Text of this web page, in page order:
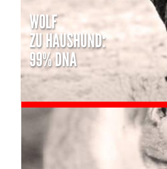
WOLF
ZU HAUSHUND:
99% DNA